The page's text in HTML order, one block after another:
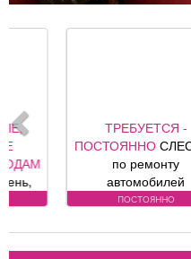
ТРЕБУЕТСЯ -
ПОСТОЯННОСЛЕСАРЬ
по ремонту
автомобилей
Требования к
Официальная
заработная плата по
постоянно